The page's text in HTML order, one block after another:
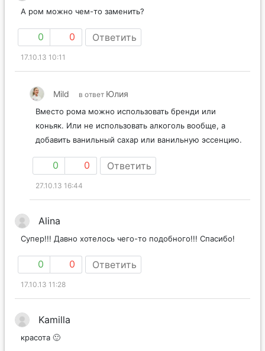
А ром можно чем-то заменить?
0 0 Ответить
17.10.13 10:11
Mild в ответ Юлия
Вместо рома можно использовать бренди или
коньяк. Или не использовать алкоголь вообще, а
добавить ванильный сахар или ванильную эссенцию.
0 0 Ответить
27.10.13 16:44
Alina
Супер!!! Давно хотелось чего-то подобного!!! Спасибо!
0 0 Ответить
17.10.13 11:28
Kamilla
красота 🙂